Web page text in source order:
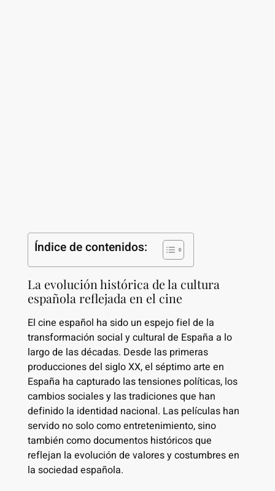
Índice de contenidos:
La evolución histórica de la cultura
española reflejada en el cine
El cine español ha sido un espejo fiel de la
transformación social y cultural de España a lo
largo de las décadas. Desde las primeras
producciones del siglo XX, el séptimo arte en
España ha capturado las tensiones políticas, los
cambios sociales y las tradiciones que han
definido la identidad nacional. Las películas han
servido no solo como entretenimiento, sino
también como documentos históricos que
reflejan la evolución de valores y costumbres en
la sociedad española.